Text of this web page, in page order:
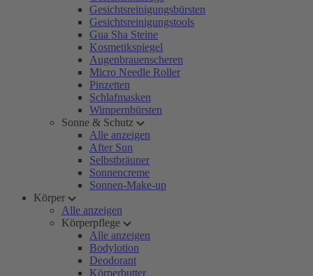
Gesichtsreinigungsbürsten
Gesichtsreinigungstools
Gua Sha Steine
Kosmetikspiegel
Augenbrauenscheren
Micro Needle Roller
Pinzetten
Schlafmasken
Wimpernbürsten
Sonne & Schutz
Alle anzeigen
After Sun
Selbstbräuner
Sonnencreme
Sonnen-Make-up
Körper
Alle anzeigen
Körperpflege
Alle anzeigen
Bodylotion
Deodorant
Körperbutter